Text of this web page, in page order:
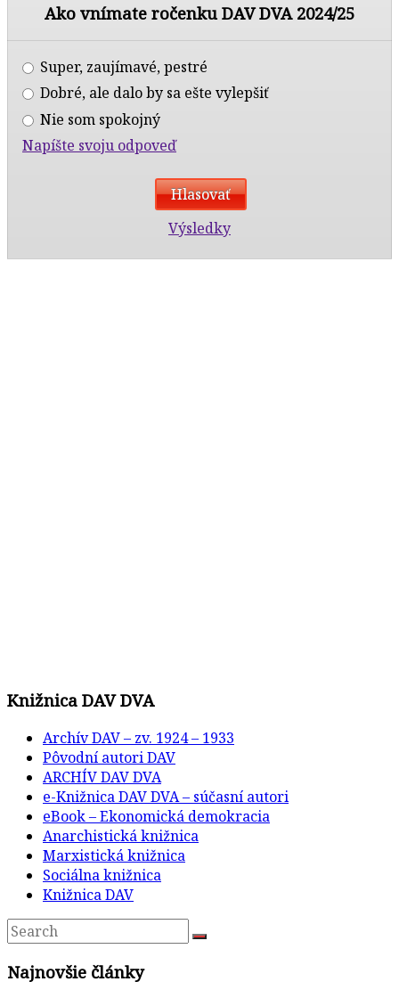
Ako vnímate ročenku DAV DVA 2024/25
Super, zaujímavé, pestré
Dobré, ale dalo by sa ešte vylepšiť
Nie som spokojný
Napíšte svoju odpoveď
Výsledky
Knižnica DAV DVA
Archív DAV – zv. 1924 – 1933
Pôvodní autori DAV
ARCHÍV DAV DVA
e-Knižnica DAV DVA – súčasní autori
eBook – Ekonomická demokracia
Anarchistická knižnica
Marxistická knižnica
Sociálna knižnica
Knižnica DAV
Najnovšie články